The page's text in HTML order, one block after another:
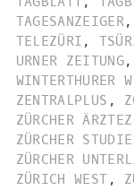
TAGESANZEIGER,
TELEZÜRI ,
URNER ZEITUNG,
WINTERTHURER
ZENTRALPLUS ,
ZÜRCHER
ZÜRCHER
ZÜRCHER
ZÜRICH WEST ,